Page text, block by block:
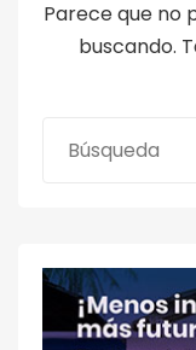
Parece que no
buscando.